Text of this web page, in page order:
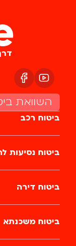
דרך
השוואת
ביטוח רכב
ביטוח נסיעות
ביטוח דירה
ביטוח משכנתא